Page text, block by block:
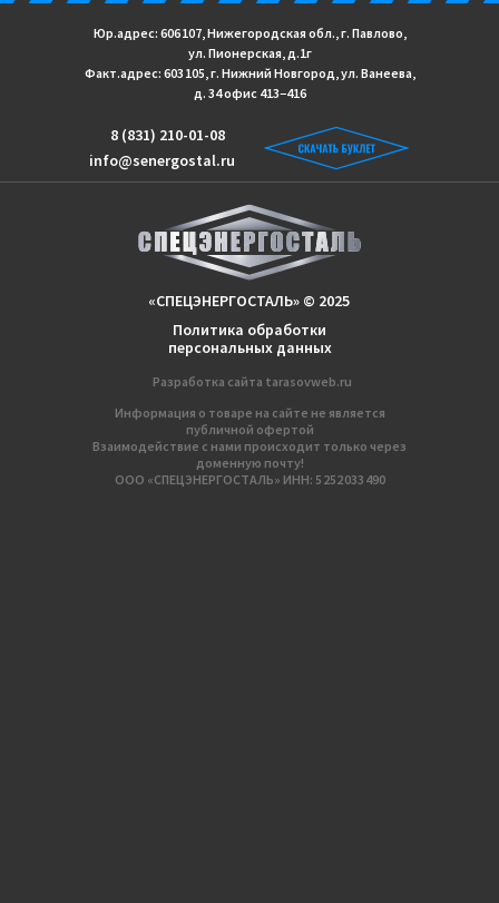
Информация о товаре на сайте не является
публичной офертой
Взаимодействие с нами происходит только через
доменную почту!
ООО «СПЕЦЭНЕРГОСТАЛЬ» ИНН: 5 252 033 490
Разработка сайтa tarasovweb.ru
Политика обработки
персональных данных
«СПЕЦЭНЕРГОСТАЛЬ» © 2025
info@senergostal.ru
8 (831) 210-01-08
Юр.адрес: 606 107, Нижегородская обл., г. Павлово,
ул. Пионерская, д.1г
Факт.адрес: 603 105, г. Нижний Новгород, ул. Ванеева,
д. 34 офис 413−416